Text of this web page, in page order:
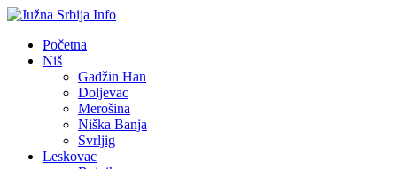
Početna
Niš
Gadžin Han
Doljevac
Merošina
Niška Banja
Svrljig
Leskovac